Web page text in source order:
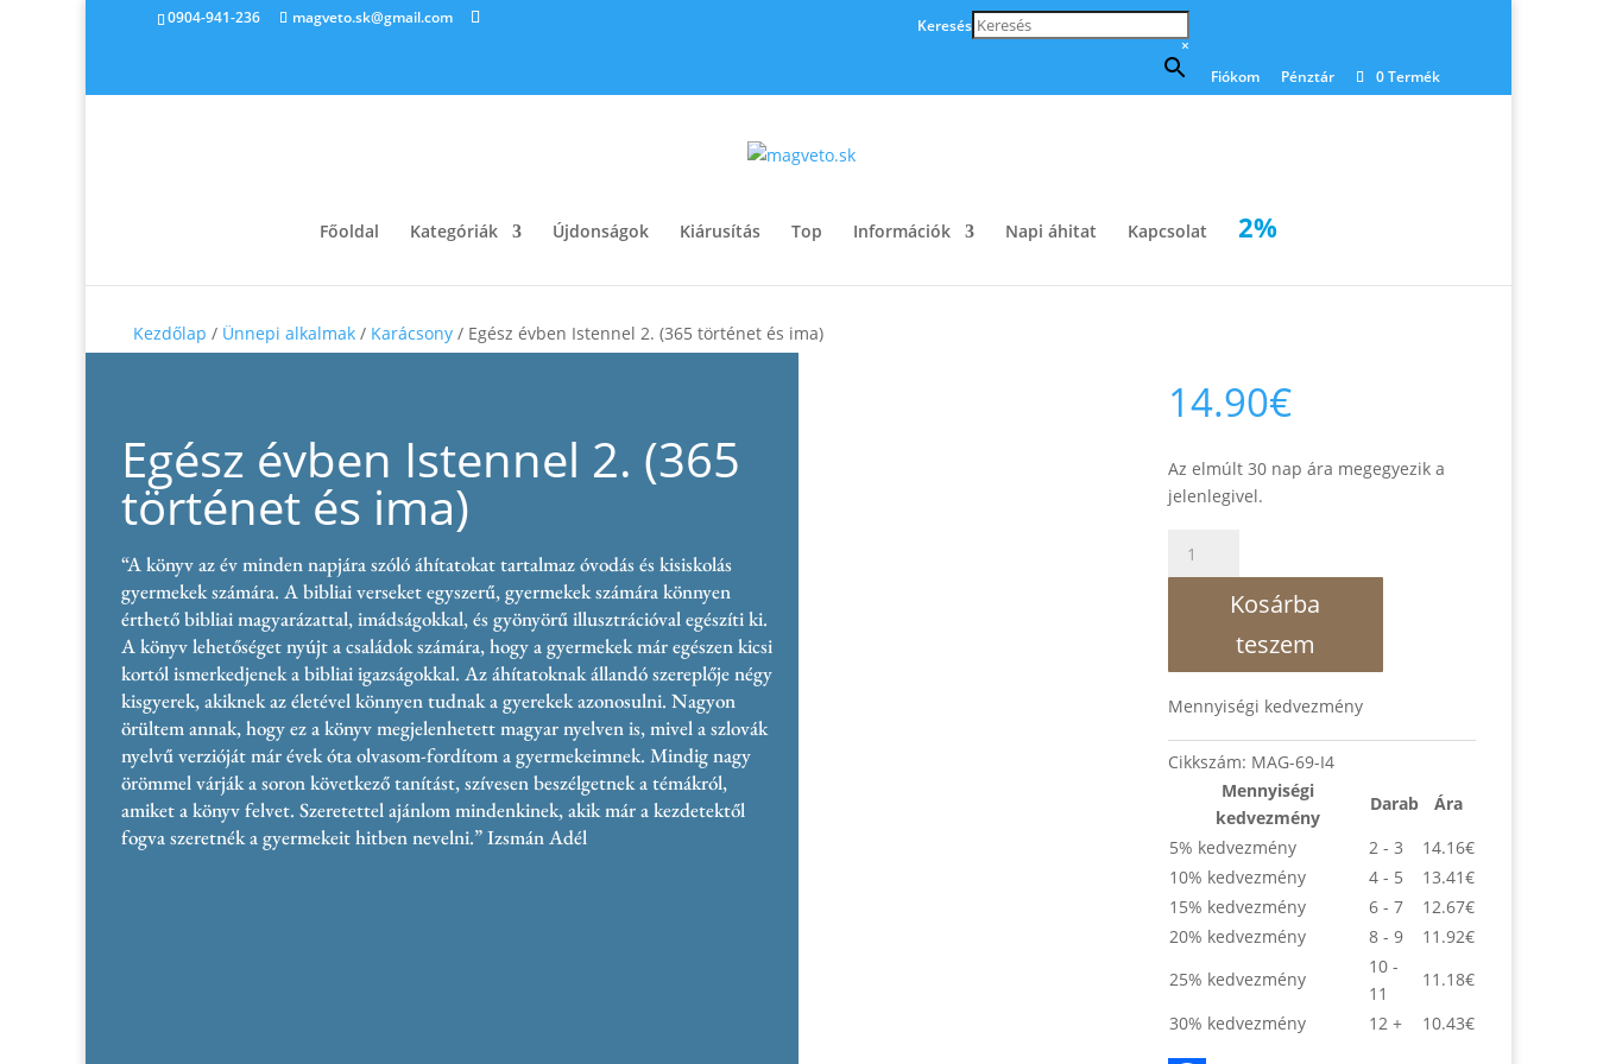
0904-941-236 magveto.sk@gmail.com
Keresés
×
Fiókom
Pénztár 0 Termék
Főoldal Kategóriák Újdonságok Kiárusítás Top Információk Napi áhitat Kapcsolat 2%
Kezdőlap / Ünnepi alkalmak / Karácsony / Egész évben Istennel 2. (365 történet és ima)
Egész évben Istennel 2. (365
történet és ima)
“A könyv az év minden napjára szóló áhítatokat tartalmaz óvodás és kisiskolás
gyermekek számára. A bibliai verseket egyszerű, gyermekek számára könnyen
érthető bibliai magyarázattal, imádságokkal, és gyönyörű illusztrációval egészíti ki.
A könyv lehetőséget nyújt a családok számára, hogy a gyermekek már egészen kicsi
kortól ismerkedjenek a bibliai igazságokkal. Az áhítatoknak állandó szereplője négy
kisgyerek, akiknek az életével könnyen tudnak a gyerekek azonosulni. Nagyon
örültem annak, hogy ez a könyv megjelenhetett magyar nyelven is, mivel a szlovák
nyelvű verzióját már évek óta olvasom-fordítom a gyermekeimnek. Mindig nagy
örömmel várják a soron következő tanítást, szívesen beszélgetnek a témákról,
amiket a könyv felvet. Szeretettel ajánlom mindenkinek, akik már a kezdetektől
fogva szeretnék a gyermekeit hitben nevelni.” Izsmán Adél
14.90€
Az elmúlt 30 nap ára megegyezik a
jelenlegivel.
évben
Istennel
történet
és
mennyiség
Kosárba
teszem
Mennyiségi kedvezmény
Cikkszám: MAG-69-I4
Mennyiségi
kedvezmény
Darab
Ára
5% kedvezmény
2 - 3 14.16€
10% kedvezmény
4 - 5 13.41€
15% kedvezmény
6 - 7 12.67€
20% kedvezmény
8 - 9 11.92€
25% kedvezmény
10 -
11
11.18€
30% kedvezmény
12 + 10.43€